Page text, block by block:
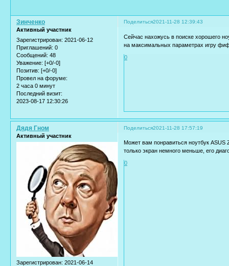
Поделиться2021-11-28 12:39:43
Зинченко
Активный участник
Зарегистрирован: 2021-06-12
Приглашений: 0
Сообщений: 48
Уважение: [+0/-0]
Позитив: [+0/-0]
Провел на форуме:
2 часа 0 минут
Последний визит:
2023-08-17 12:30:26
Сейчас нахожусь в поиске хорошего
на максимальных параметрах игру
0
Поделиться2021-11-28 17:57:19
Дядя Гном
Активный участник
Зарегистрирован: 2021-06-14
Может вам понравиться ноутбук ASUS
только экран немного меньше, его
0